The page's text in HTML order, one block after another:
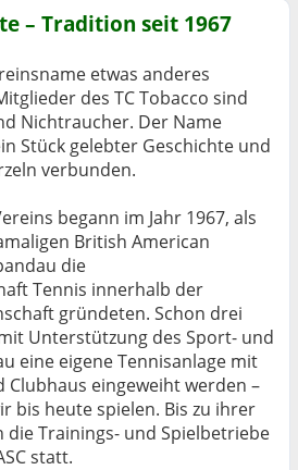
– Tradition seit 1967
etwas anderes
des TC Tobacco sind
Nichtraucher. Der Name
Stück gelebter Geschichte und
verbunden.
begann im Jahr 1967, als
British American
die
Tennis innerhalb der
gründeten. Schon drei
Unterstützung des Sport- und
eine eigene Tennisanlage mit
Clubhaus eingeweiht werden –
bis heute spielen. Bis zu ihrer
die Trainings- und Spielbetriebe
statt.